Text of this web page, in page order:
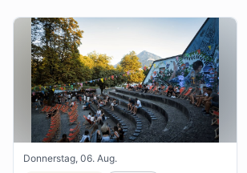
Donnerstag, 06. Aug.